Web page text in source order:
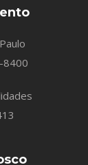
8400